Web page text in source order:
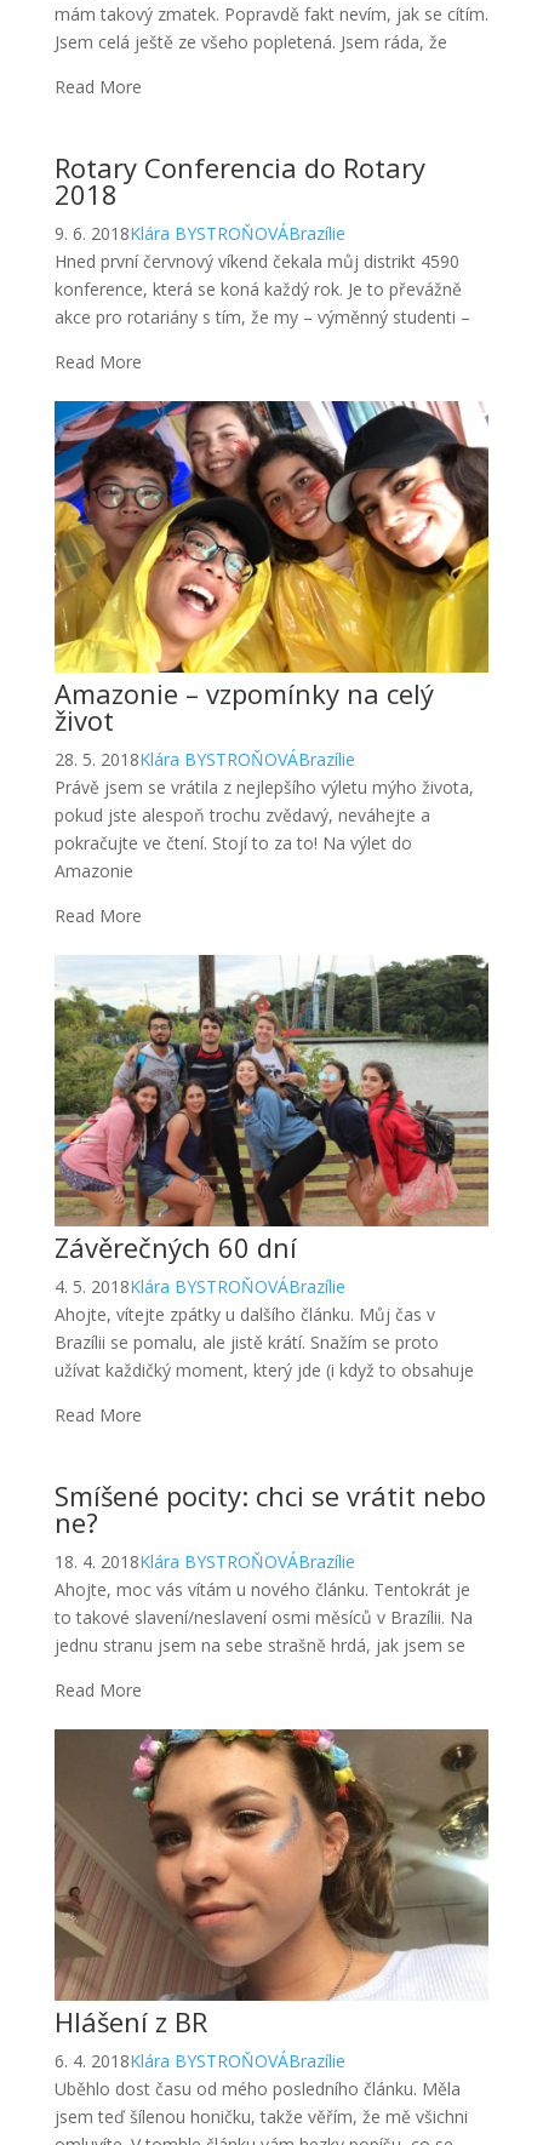
mám takový zmatek. Popravdě fakt nevím, jak se cítím.
Jsem celá ještě ze všeho popletená. Jsem ráda, že
Read More
Rotary Conferencia do Rotary
2018
9. 6. 2018Klára BYSTROŇOVÁBrazílie
Hned první červnový víkend čekala můj distrikt 4590
konference, která se koná každý rok. Je to převážně
akce pro rotariány s tím, že my – výměnný studenti –
Read More
Amazonie – vzpomínky na celý
život
28. 5. 2018Klára BYSTROŇOVÁBrazílie
Právě jsem se vrátila z nejlepšího výletu mýho života,
pokud jste alespoň trochu zvědavý, neváhejte a
pokračujte ve čtení. Stojí to za to! Na výlet do
Amazonie
Read More
Závěrečných 60 dní
4. 5. 2018Klára BYSTROŇOVÁBrazílie
Ahojte, vítejte zpátky u dalšího článku. Můj čas v
Brazílii se pomalu, ale jistě krátí. Snažím se proto
užívat každičký moment, který jde (i když to obsahuje
Read More
Smíšené pocity: chci se vrátit nebo
ne?
18. 4. 2018Klára BYSTROŇOVÁBrazílie
Ahojte, moc vás vítám u nového článku. Tentokrát je
to takové slavení/neslavení osmi měsíců v Brazílii. Na
jednu stranu jsem na sebe strašně hrdá, jak jsem se
Read More
Hlášení z BR
6. 4. 2018Klára BYSTROŇOVÁBrazílie
Uběhlo dost času od mého posledního článku. Měla
jsem teď šílenou honičku, takže věřím, že mě všichni